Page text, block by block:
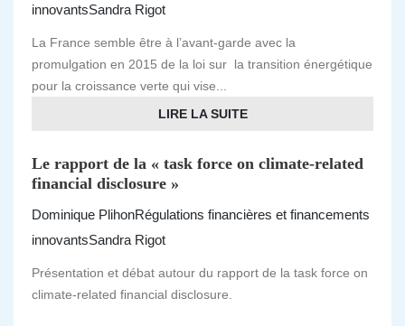
innovantsSandra Rigot
La France semble être à l’avant-garde avec la
promulgation en 2015 de la loi sur la transition énergétique
pour la croissance verte qui vise...
LIRE LA SUITE
Le rapport de la « task force on climate-related
financial disclosure »
Dominique PlihonRégulations financières et financements
innovantsSandra Rigot
Présentation et débat autour du rapport de la task force on
climate-related financial disclosure.